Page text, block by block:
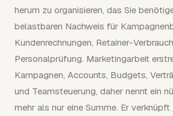
herum zu organisieren, das Sie
belastbaren Nachweis für
Kundenrechnungen, Retainer-
Personalprüfung. Marketingarbeit
Kampagnen, Accounts, Budgets,
und Teamsteuerung, daher nennt ein
mehr als nur eine Summe. Er